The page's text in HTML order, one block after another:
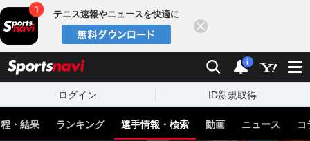
テニス速報やニュースを快適に
検索 通知
i
ログイン ID新規取得
・結果 ランキング 選手情報・検索 動画 ニュース コ